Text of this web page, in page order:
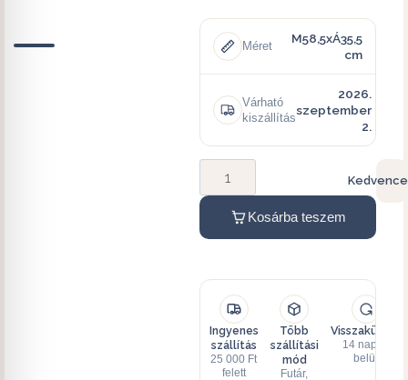
Méret
M58,5xÁ35,5
cm
Várható
kiszállítás
2026.
szeptember
2.
Kosárba teszem
Ingyenes
szállítás
25 000 Ft
felett
Több
szállítási
mód
Futár,
Visszaküldés
14 napon
belül